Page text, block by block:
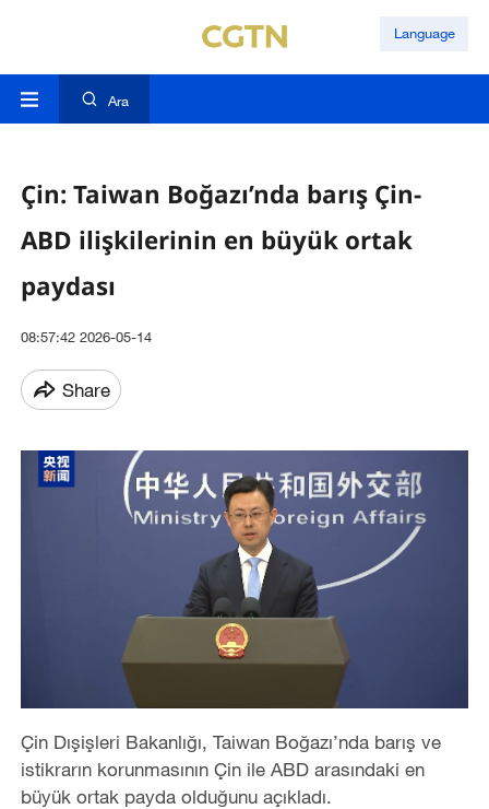
Language
Ara
Çin: Taiwan Boğazı’nda barış Çin-
ABD ilişkilerinin en büyük ortak
paydası
08:57:42 2026-05-14
Share
Çin Dışişleri Bakanlığı, Taiwan Boğazı’nda barış ve
istikrarın korunmasının Çin ile ABD arasındaki en
büyük ortak payda olduğunu açıkladı.